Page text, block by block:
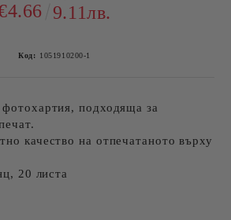
9.11лв.
Код: 1051910200-1
фотохартия, подходяща за
качество на отпечатаното върху
20 листа